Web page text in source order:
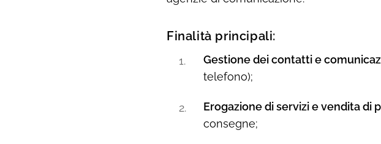
Finalità principali:
Gestione dei contatti e
telefono);
Erogazione di servizi e vendita di
consegne;